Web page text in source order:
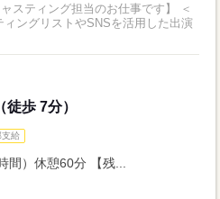
スティング担当のお仕事です】 ＜
ングリストやSNSを活用した出演
歩 7分）
支給
）休憩60分 【残...